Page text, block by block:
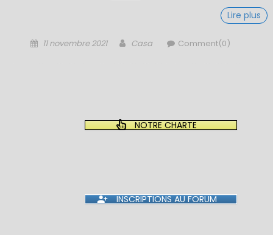
Lire plus
Posted
11 novembre 2021 Author
Casa Comment(0)
NOTRE CHARTE
INSCRIPTIONS AU FORUM